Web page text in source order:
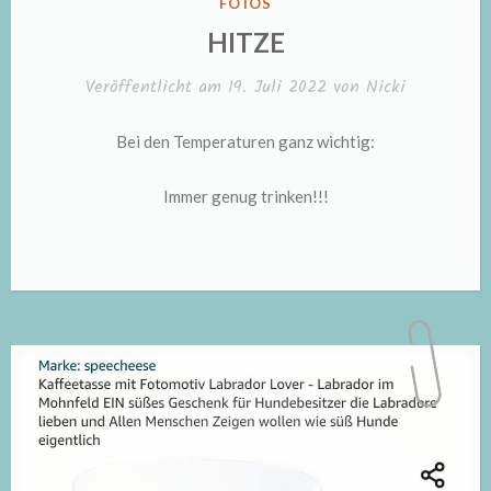
HITZE
Veröffentlicht am 19. Juli 2022 von Nicki
Bei den Temperaturen ganz wichtig:
Immer genug trinken!!!